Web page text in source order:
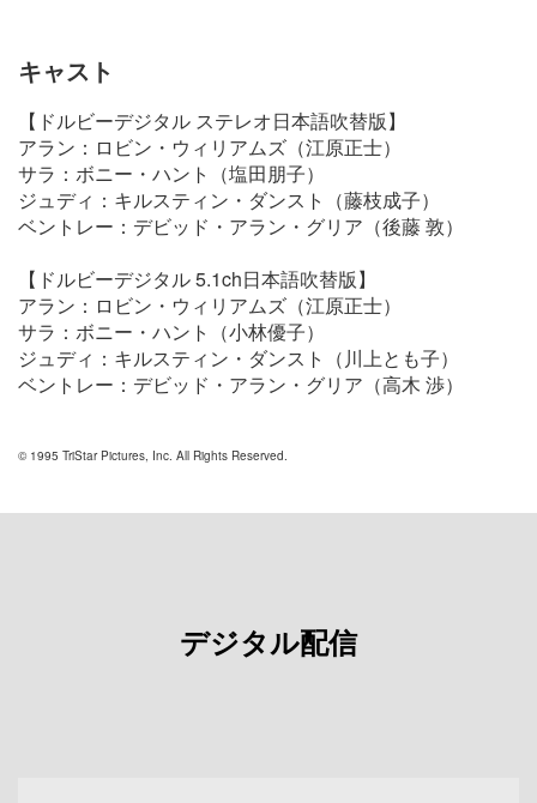
キャスト
【ドルビーデジタル ステレオ日本語吹替版】
アラン：ロビン・ウィリアムズ（江原正士）
サラ：ボニー・ハント（塩田朋子）
ジュディ：キルスティン・ダンスト（藤枝成子）
ベントレー：デビッド・アラン・グリア（後藤敦）
【ドルビーデジタル 5.1ch日本語吹替版】
アラン：ロビン・ウィリアムズ（江原正士）
サラ：ボニー・ハント（小林優子）
ジュディ：キルスティン・ダンスト（川上とも子）
ベントレー：デビッド・アラン・グリア（高木 渉）
© 1995 TriStar Pictures, Inc. All Rights Reserved.
デジタル配信